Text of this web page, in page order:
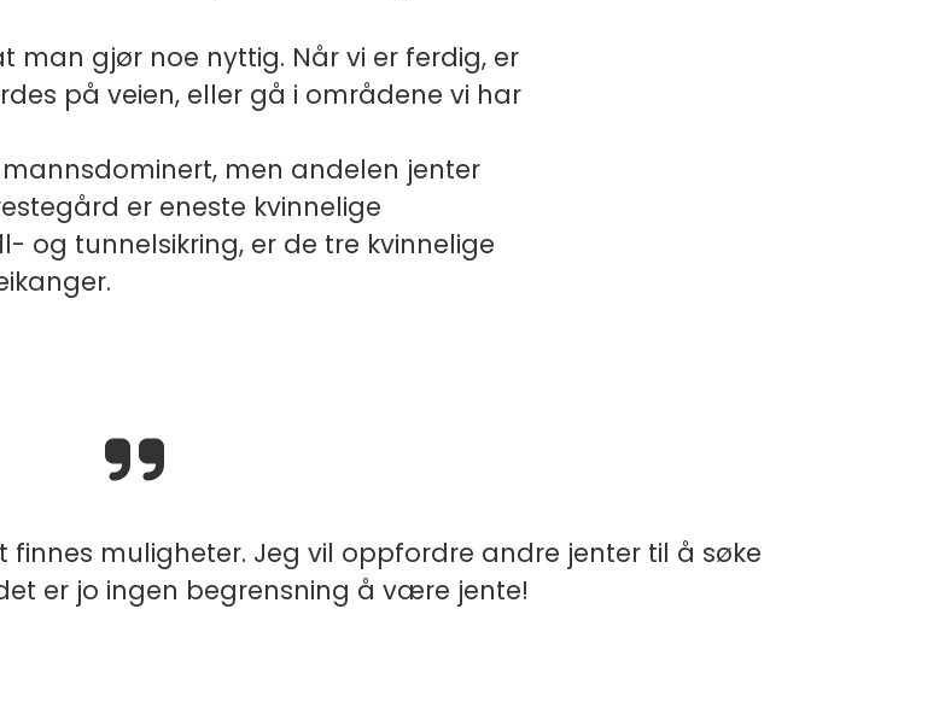
man gjør noe nyttig. Når vi er ferdig, er
på veien, eller gå i områdene vi har
men andelen jenter
er eneste kvinnelige
og tunnelsikring, er de tre kvinnelige
muligheter. Jeg vil oppfordre andre jenter til å søke
er jo ingen begrensning å være jente!